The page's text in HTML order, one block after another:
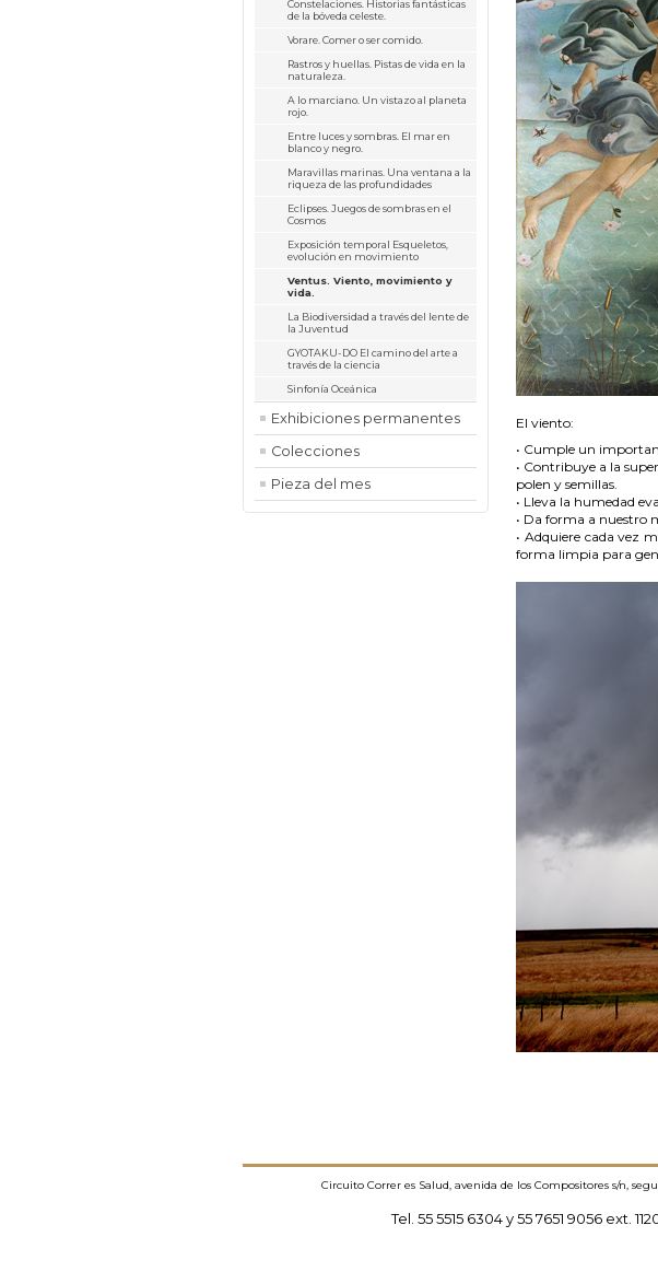
Constelaciones. Historias fantásticas
de la bóveda celeste.
Vorare. Comer o ser comido.
Rastros y huellas. Pistas de vida en la
naturaleza.
A lo marciano. Un vistazo al planeta
rojo.
Entre luces y sombras. El mar en
blanco y negro.
Maravillas marinas. Una ventana a la
riqueza de las profundidades
Eclipses. Juegos de sombras en el
Cosmos
Exposición temporal Esqueletos,
evolución en movimiento
Ventus. Viento, movimiento y
vida.
La Biodiversidad a través del lente de
la Juventud
GYOTAKU-DO El camino del arte a
través de la ciencia
Sinfonía Oceánica
Exhibiciones permanentes
Colecciones
Pieza del mes
El viento:
• Cumple un
• Contribuye a la
polen y semillas.
• Lleva la humedad
• Da forma a nuestro
• Adquiere cada vez
forma limpia para
Circuito Correr es Salud, avenida de los Compositores s/n,
Tel. 55 5515 6304 y 55 7651 9056 ext.